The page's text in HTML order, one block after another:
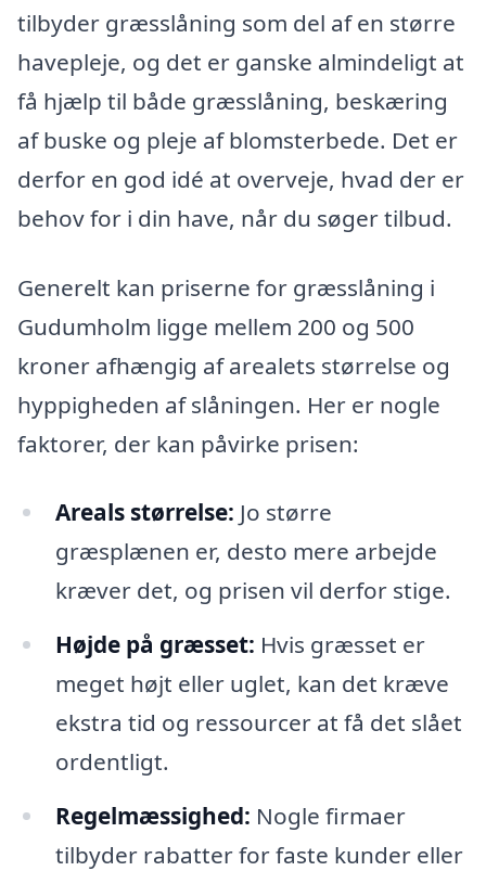
tilbyder græsslåning som del af en større
havepleje, og det er ganske almindeligt at
få hjælp til både græsslåning, beskæring
af buske og pleje af blomsterbede. Det er
derfor en god idé at overveje, hvad der er
behov for i din have, når du søger tilbud.
Generelt kan priserne for græsslåning i
Gudumholm ligge mellem 200 og 500
kroner afhængig af arealets størrelse og
hyppigheden af slåningen. Her er nogle
faktorer, der kan påvirke prisen:
Areals størrelse: Jo større
græsplænen er, desto mere arbejde
kræver det, og prisen vil derfor stige.
Højde på græsset: Hvis græsset er
meget højt eller uglet, kan det kræve
ekstra tid og ressourcer at få det slået
ordentligt.
Regelmæssighed: Nogle firmaer
tilbyder rabatter for faste kunder eller